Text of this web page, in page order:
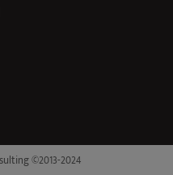
©2013-2024